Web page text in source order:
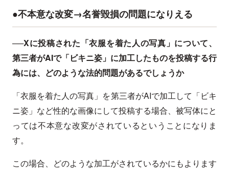
●不本意な改変→名誉毀損の問題になりえる
──Xに投稿された「衣服を着た人の写真」について、
第三者がAIで「ビキニ姿」に加工したものを投稿する行
為には、どのような法的問題があるでしょうか
「衣服を着た人の写真」を第三者がAIで加工して「ビキ
ニ姿」など性的な画像にして投稿する場合、被写体にと
っては不本意な改変がされているということになりま
す。
この場合、どのような加工がされているかにもよります